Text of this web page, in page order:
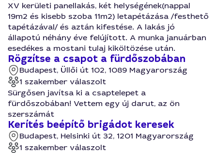
XV kerületi panellakás, két helységének(nappal
19m2 és kisebb szoba 11m2) letapétázása /festhető
tapétázával/ és aztán kifestése. A lakás jó
állapotú néhány éve felújított. A munka januárban
esedékes a mostani tulaj kiköltözése után.
Rögzítse a csapot a fürdőszobában
Budapest, Üllői út 102, 1089 Magyarország
1 szakember válaszolt
Sürgősen javítsa ki a csaptelepet a
fürdőszobában! Vettem egy új darut, az ön
szerszámát
Kerítés beépítő brigádot keresek
Budapest, Helsinki út 32, 1201 Magyarország
1 szakember válaszolt